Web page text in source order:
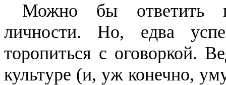
Можно бы ответить
личности. Но, едва
торопиться с оговоркой.
культуре (и, уж конечно,